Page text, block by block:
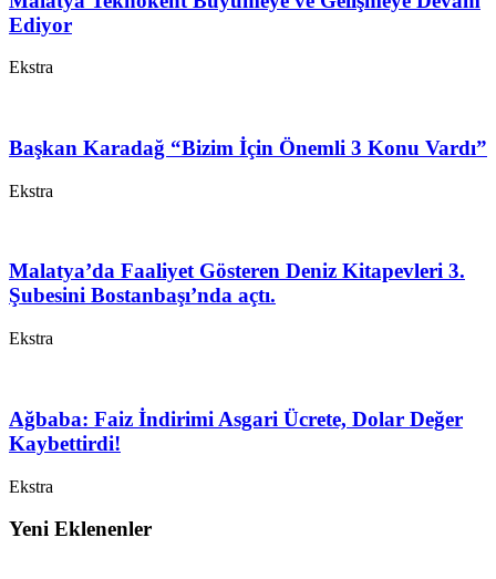
Ediyor
Ekstra
Başkan Karadağ “Bizim İçin Önemli 3 Konu Vardı”
Ekstra
Malatya’da Faaliyet Gösteren Deniz Kitapevleri 3.
Şubesini Bostanbaşı’nda açtı.
Ekstra
Ağbaba: Faiz İndirimi Asgari Ücrete, Dolar Değer
Kaybettirdi!
Ekstra
Yeni Eklenenler